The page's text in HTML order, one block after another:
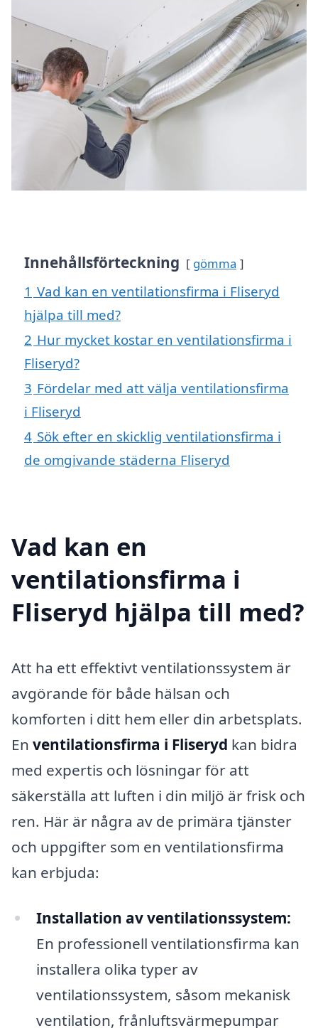
Innehållsförteckning gömma
1 Vad kan en ventilationsfirma i Fliseryd
hjälpa till med?
2 Hur mycket kostar en ventilationsfirma i
Fliseryd?
3 Fördelar med att välja ventilationsfirma
i Fliseryd
4 Sök efter en skicklig ventilationsfirma i
de omgivande städerna Fliseryd
Vad kan en
ventilationsfirma i
Fliseryd hjälpa till med?
Att ha ett effektivt ventilationssystem är
avgörande för både hälsan och
komforten i ditt hem eller din arbetsplats.
En ventilationsfirma i Fliseryd kan bidra
med expertis och lösningar för att
säkerställa att luften i din miljö är frisk och
ren. Här är några av de primära tjänster
och uppgifter som en ventilationsfirma
kan erbjuda:
Installation av ventilationssystem:
En professionell ventilationsfirma kan
installera olika typer av
ventilationssystem, såsom mekanisk
ventilation, frånluftsvärmepumpar